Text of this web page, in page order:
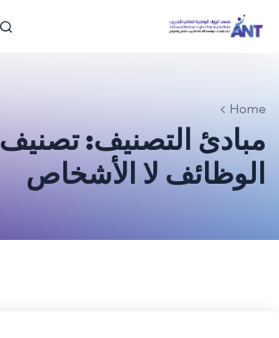
Home
مبادئ التصنيف: تصنيف
الوظائف لا الأشخاص